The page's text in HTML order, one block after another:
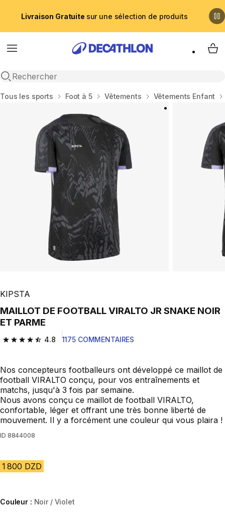
Livraison Gratuite sur une sélection de produits
Menu
Recherche ouverte
My
Accueil
Tous les sports Foot à 5 Vêtements Vêtements Enfant
KIPSTA
MAILLOT DE FOOTBALL VIRALTO JR SNAKE NOIR
ET PARME
4.8
4.8 out of 5 stars from 1175 reviews
1175 COMMENTAIRES
Nos concepteurs footballeurs ont développé ce maillot de
football VIRALTO conçu, pour vos entraînements et
matchs, jusqu'à 3 fois par semaine.
Nous avons conçu ce maillot de football VIRALTO,
confortable, léger et offrant une très bonne liberté de
mouvement. Il y a forcément une couleur qui vous plaira !
ID 8844008
1 800 DZD
Couleur : Noir / Violet